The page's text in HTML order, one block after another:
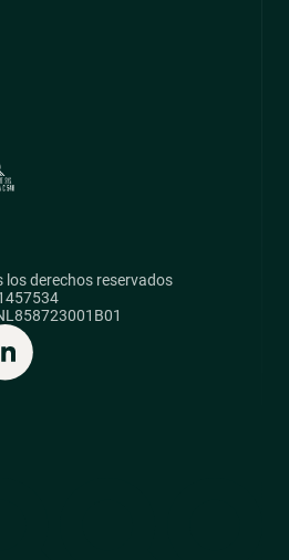
los derechos reservados